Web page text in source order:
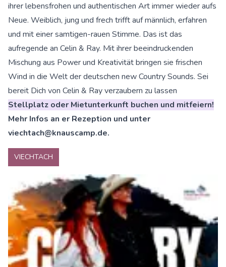
ihrer lebensfrohen und authentischen Art immer wieder aufs
Neue. Weiblich, jung und frech trifft auf männlich, erfahren
und mit einer samtigen-rauen Stimme. Das ist das
aufregende an Celin & Ray. Mit ihrer beeindruckenden
Mischung aus Power und Kreativität bringen sie frischen
Wind in die Welt der deutschen new Country Sounds. Sei
bereit Dich von Celin & Ray verzaubern zu lassen
Stellplatz oder Mietunterkunft buchen und mitfeiern!
Mehr Infos an er Rezeption und unter
viechtach@knauscamp.de.
VIECHTACH